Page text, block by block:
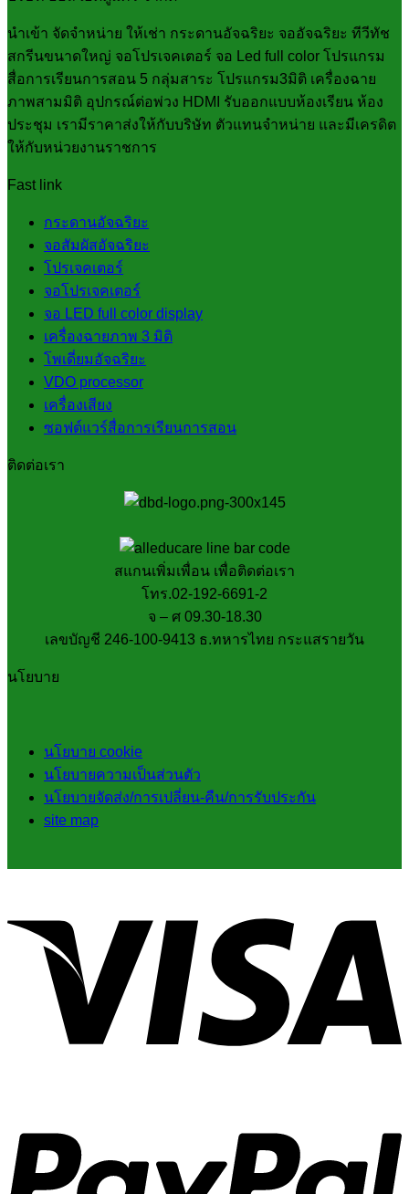
นำเข้า จัดจำหน่าย ให้เช่า กระดานอัจฉริยะ จออัจฉริยะ ทีวีทัช
สกรีนขนาดใหญ่ จอโปรเจคเตอร์ จอ Led full color โปรแกรม
สื่อการเรียนการสอน 5 กลุ่มสาระ โปรแกรม3มิติ เครื่องฉาย
ภาพสามมิติ อุปกรณ์ต่อพ่วง HDMI รับออกแบบห้องเรียน ห้อง
ประชุม เรามีราคาส่งให้กับบริษัท ตัวแทนจำหน่าย และมีเครดิต
ให้กับหน่วยงานราชการ
Fast link
กระดานอัจฉริยะ
จอสัมผัสอัจฉริยะ
โปรเจคเตอร์
จอโปรเจคเตอร์
จอ LED full color display
เครื่องฉายภาพ 3 มิติ
โพเดี่ยมอัจฉริยะ
VDO processor
เครื่องเสียง
ซอฟต์แวร์สื่อการเรียนการสอน
ติดต่อเรา
สแกนเพิ่มเพื่อน เพื่อติดต่อเรา
โทร.02-192-6691-2
จ – ศ 09.30-18.30
เลขบัญชี 246-100-9413 ธ.ทหารไทย กระแสรายวัน
นโยบาย
นโยบาย cookie
นโยบายความเป็นส่วนตัว
นโยบายจัดส่ง/การเปลี่ยน-คืน/การรับประกัน
site map